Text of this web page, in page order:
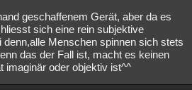
geschaffenem Gerät, aber da es
sich eine rein subjektive
Menschen spinnen sich stets
das der Fall ist, macht es keinen
imaginär oder objektiv ist^^